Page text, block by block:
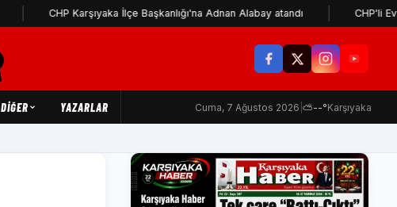
CHP Karşıyaka İlçe Başkanlığı'na Adnan Alabay atandı CHP'li Evsen:
DIĞER YAZARLAR Cuma, 7 Ağustos 2026 ⛅--°Karşıyaka